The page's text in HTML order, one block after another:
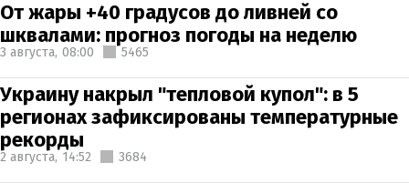
От жары +40 градусов до ливней со
шквалами: прогноз погоды на неделю
3 августа, 08:00 5465
Украину накрыл "тепловой купол": в 5
регионах зафиксированы температурные
рекорды
2 августа, 14:52 3684